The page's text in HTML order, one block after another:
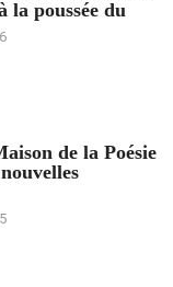
la poussée du
de la Poésie